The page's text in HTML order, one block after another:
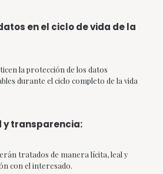
en el ciclo de vida de la
la protección de los datos
durante el ciclo completo de la vida
y transparencia:
tratados de manera lícita, leal y
con el interesado.